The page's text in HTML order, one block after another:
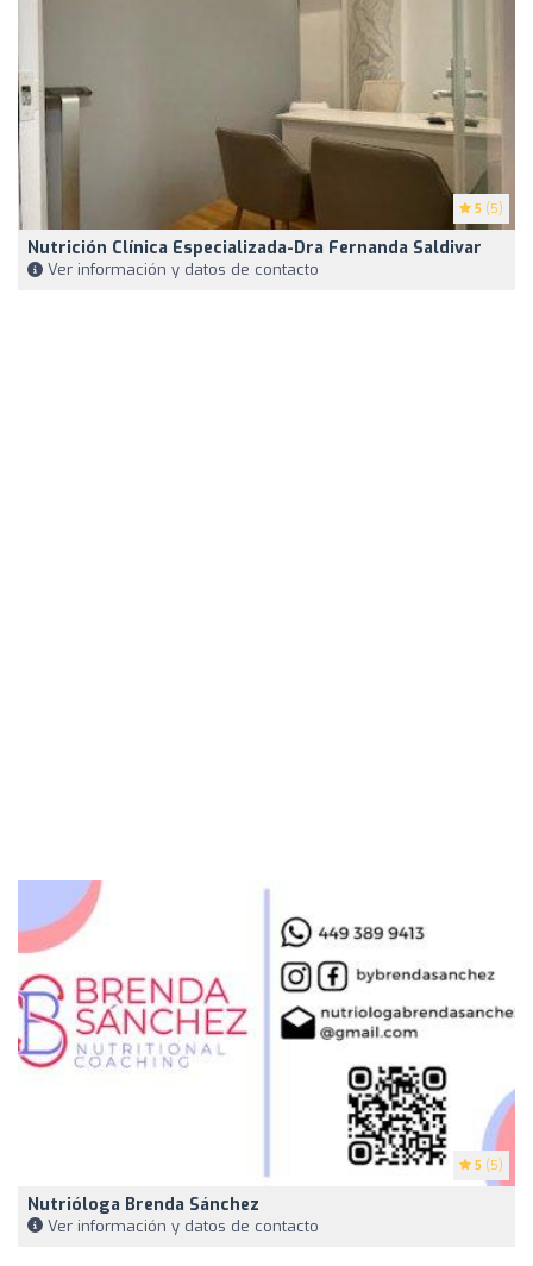
5 (5)
Nutrición Clínica Especializada-Dra Fernanda Saldivar
Ver información y datos de contacto
5 (5)
Nutrióloga Brenda Sánchez
Ver información y datos de contacto